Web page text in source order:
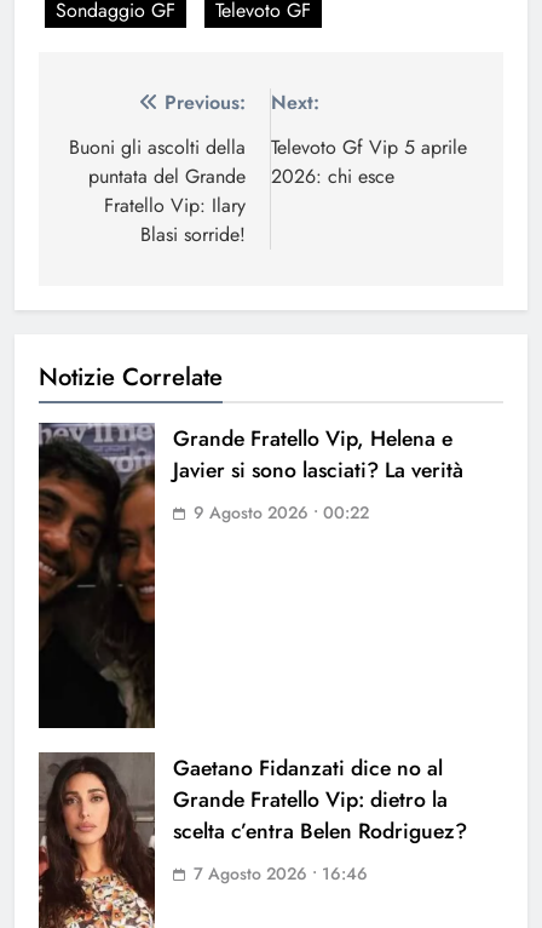
Sondaggio GF Televoto GF
Navigazione
articoli
Previous:
Buoni gli ascolti della
puntata del Grande
Fratello Vip: Ilary
Blasi sorride!
Next:
Televoto Gf Vip 5 aprile
2026: chi esce
Notizie Correlate
Grande Fratello Vip, Helena e
Javier si sono lasciati? La verità
9 Agosto 2026 • 00:22
Gaetano Fidanzati dice no al
Grande Fratello Vip: dietro la
scelta c’entra Belen Rodriguez?
7 Agosto 2026 • 16:46